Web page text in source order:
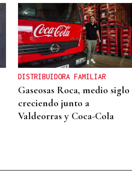
DISTRIBUIDORA FAMILIAR
Gaseosas Roca, medio siglo
creciendo junto a
Valdeorras y Coca-Cola